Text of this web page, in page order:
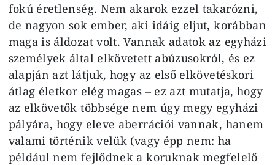
fokú éretlenség. Nem akarok ezzel takarózni,
de nagyon sok ember, aki idáig eljut, korábban
maga is áldozat volt. Vannak adatok az egyházi
személyek által elkövetett abúzusokról, és ez
alapján azt látjuk, hogy az első elkövetéskori
átlag életkor elég magas – ez azt mutatja, hogy
az elkövetők többsége nem úgy megy egyházi
pályára, hogy eleve aberrációi vannak, hanem
valami történik velük (vagy épp nem: ha
például nem fejlődnek a koruknak megfelelő